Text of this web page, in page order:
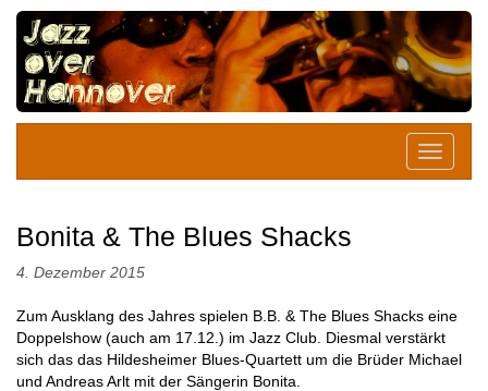
Bonita & The Blues Shacks
4. Dezember 2015
Zum Ausklang des Jahres spielen B.B. & The Blues Shacks eine
Doppelshow (auch am 17.12.) im Jazz Club. Diesmal verstärkt
sich das das Hildesheimer Blues-Quartett um die Brüder Michael
und Andreas Arlt mit der Sängerin Bonita.